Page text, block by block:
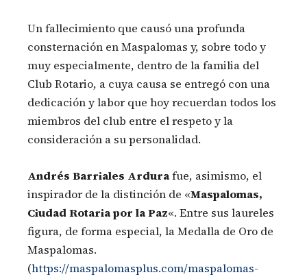
Un fallecimiento que causó una profunda
consternación en Maspalomas y, sobre todo y
muy especialmente, dentro de la familia del
Club Rotario, a cuya causa se entregó con una
dedicación y labor que hoy recuerdan todos los
miembros del club entre el respeto y la
consideración a su personalidad.
Andrés Barriales Ardurafue, asimismo, el
inspirador de la distinción de «Maspalomas,
Ciudad Rotaria por la Paz«. Entre sus laureles
figura, de forma especial, la Medalla de Oro de
Maspalomas.
(https://maspalomasplus.com/maspalomas-